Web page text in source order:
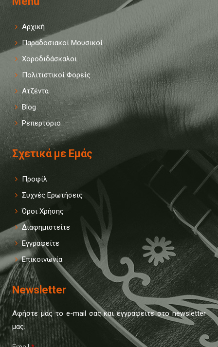
Αρχική
Παραδοσιακοί Μουσικοί
Χοροδιδάσκαλοι
Πολιτιστικοί Φορείς
Ατζέντα
Blog
Ρεπερτόριο
Σχετικά με Εμάς
Προφίλ
Συχνές Ερωτήσεις
Όροι Χρήσης
Διαφημιστείτε
Εγγραφείτε
Επικοινωνία
Newsletter
Αφήστε μας το e-mail σας και εγγραφείτε στο newsletter
μας.